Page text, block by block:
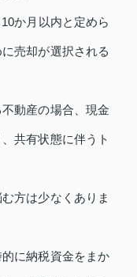
か月以内と定めら
売却が選択される
動産の場合、現金
共有状態に伴うト
方は少なくありま
に納税資金をまか